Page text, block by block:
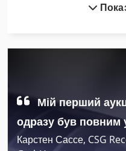
Claas Disco 3900
Claas Volto 1050
Claas Volto 1050 T
Мій перший
одразу був повним
Карстен Сассе, CSG